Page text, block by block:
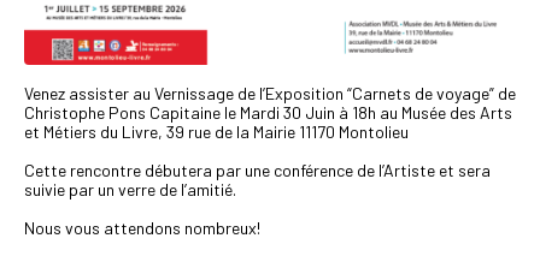
Venez assister au Vernissage de l’Exposition “Carnets de voyage” de
Christophe Pons Capitaine le Mardi 30 Juin à 18h au Musée des Arts
et Métiers du Livre, 39 rue de la Mairie 11170 Montolieu
Cette rencontre débutera par une conférence de l’Artiste et sera
suivie par un verre de l’amitié.
Nous vous attendons nombreux!